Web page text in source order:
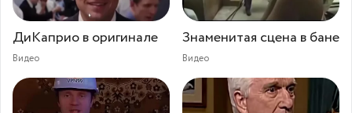
ДиКаприо в оригинале
Видео
Знаменитая сцена в бане
Видео